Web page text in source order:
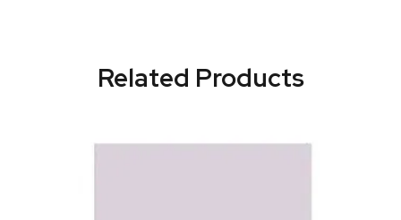
Related Products